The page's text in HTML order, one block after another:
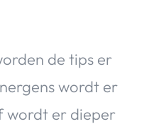
de tips er
wordt er
wordt er dieper